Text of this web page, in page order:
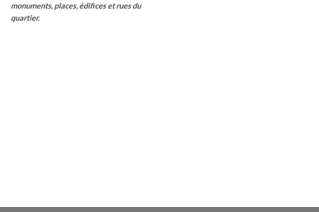
monuments, places, édifices et rues du
quartier.